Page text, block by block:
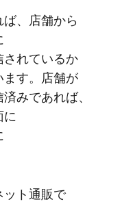
、​店舗から​
されているか​
ます。​店舗が​
みであれば、​
に​
ット通販で​